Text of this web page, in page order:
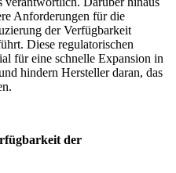
Anforderungen für die
der Verfügbarkeit
Diese regulatorischen
für eine schnelle Expansion in
hindern Hersteller daran, das
der